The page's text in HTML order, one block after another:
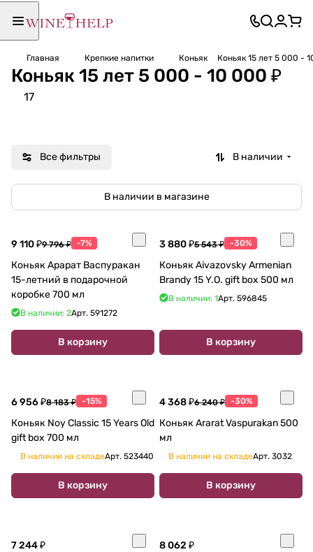
Главная Крепкие напитки Коньяк Коньяк 15 лет 5 000 -
Коньяк 15 лет 5 000 - 10 000 ₽
17
Все фильтры В наличии
В наличии в магазине
9 110 ₽9 796 ₽ -7%
Коньяк Арарат Васпуракан
15-летний в подарочной
коробке 700 мл
В наличии: 2Арт. 591272
В корзину
3 880 ₽5 543 ₽ -30%
Коньяк Aivazovsky Armenian
Brandy 15 Y.O. gift box 500 мл
В наличии: 1Арт. 596845
В корзину
6 956 ₽8 183 ₽ -15%
Коньяк Noy Classic 15 Years Old
gift box 700 мл
В наличии на складеАрт. 523440
В корзину
4 368 ₽6 240 ₽ -30%
Коньяк Ararat Vaspurakan 500
мл
В наличии на складеАрт. 3032
В корзину
7 244 ₽
8 062 ₽